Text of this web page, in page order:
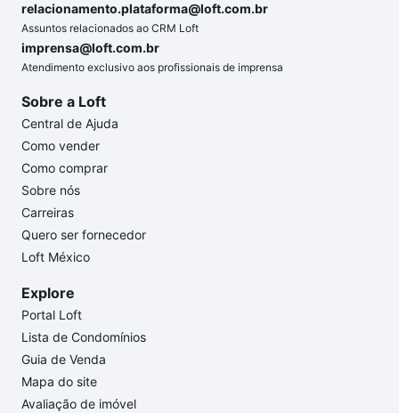
relacionamento.plataforma@loft.com.br
Assuntos relacionados ao CRM Loft
imprensa@loft.com.br
Atendimento exclusivo aos profissionais de imprensa
Sobre a Loft
Central de Ajuda
Como vender
Como comprar
Sobre nós
Carreiras
Quero ser fornecedor
Loft México
Explore
Portal Loft
Lista de Condomínios
Guia de Venda
Mapa do site
Avaliação de imóvel